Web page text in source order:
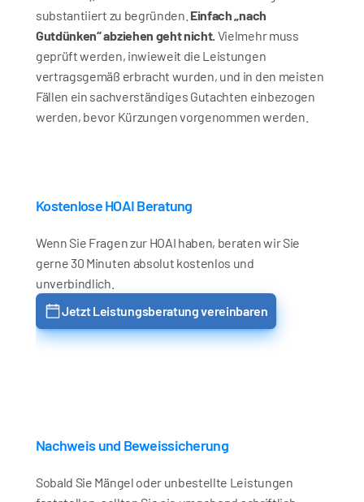
substantiiert zu begründen. Einfach „nach
Gutdünken“ abziehen geht nicht. Vielmehr muss
geprüft werden, inwieweit die Leistungen
vertragsgemäß erbracht wurden, und in den meisten
Fällen ein sachverständiges Gutachten einbezogen
werden, bevor Kürzungen vorgenommen werden.
Kostenlose HOAI Beratung
Wenn Sie Fragen zur HOAI haben, beraten wir Sie
gerne 30 Minuten absolut kostenlos und
unverbindlich.
Jetzt Leistungsberatung vereinbaren
Nachweis und Beweissicherung
Sobald Sie Mängel oder unbestellte Leistungen